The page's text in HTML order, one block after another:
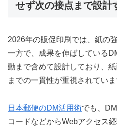
せず次の接点まで設計
2026年の販促印刷では、紙の
一方で、成果を伸ばしている
動まで含めて設計しており、
までの一貫性が重視されていま
日本郵便のDM活用術でも、
コードなどからWebアクセス